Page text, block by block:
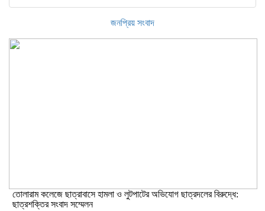
জনপ্রিয় সংবাদ
তোলারাম কলেজে ছাত্রাবাসে হামলা ও লুটপাটের অভিযোগ ছাত্রদলের বিরুদ্ধে:
ছাত্রশক্তির সংবাদ সম্মেলন